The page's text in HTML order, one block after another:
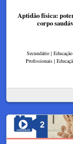
Aptidão física:
corpo
Secundário |
Profissionais |